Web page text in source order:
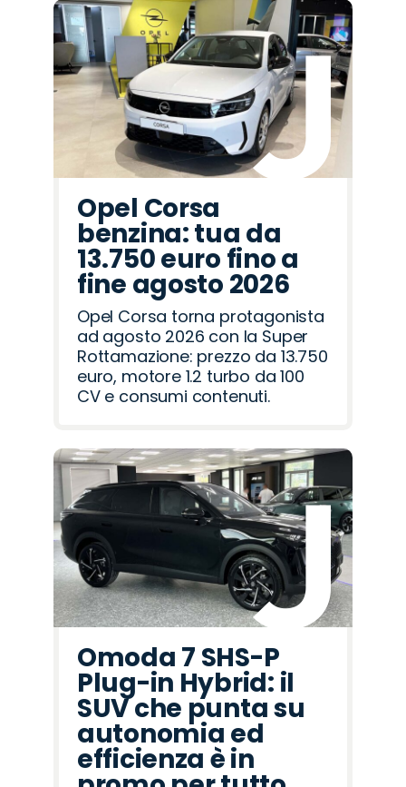
Promo
Peugeot
Promo
Jaecoo
Promo
Land
Rover
Promo
Omoda
Promo
Alfa
Romeo
Promo
Cupra
Promo
Abarth
Promo
Hyundai
Promo
Citroën
Promo
Opel
Promo
Jeep
Promo
Lancia
Promo
Mazda
Promo
Seat
Promo
Fiat
Opel Corsa
benzina: tua da
13.750 euro fino a
fine agosto 2026
Opel Corsa torna protagonista
ad agosto 2026 con la Super
Rottamazione: prezzo da 13.750
euro, motore 1.2 turbo da 100
CV e consumi contenuti.
Omoda 7 SHS-P
Plug-in Hybrid: il
SUV che punta su
autonomia ed
efficienza è in